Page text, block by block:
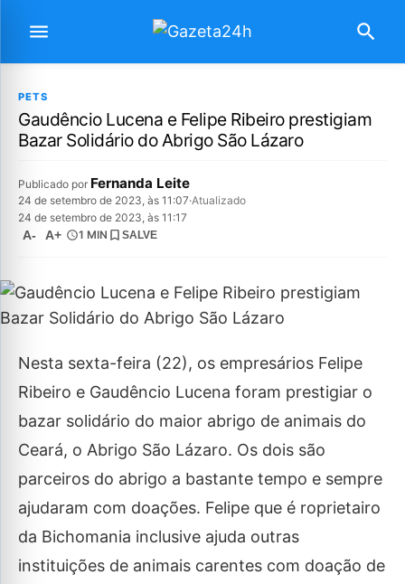
PETS
Gaudêncio Lucena e Felipe Ribeiro prestigiam
Bazar Solidário do Abrigo São Lázaro
Publicado por Fernanda Leite
24 de setembro de 2023, às 11:07·Atualizado
24 de setembro de 2023, às 11:17
A- A+ 1 MIN SALVE
Nesta sexta-feira (22), os empresários Felipe
Ribeiro e Gaudêncio Lucena foram prestigiar o
bazar solidário do maior abrigo de animais do
Ceará, o Abrigo São Lázaro. Os dois são
parceiros do abrigo a bastante tempo e sempre
ajudaram com doações. Felipe que é roprietairo
da Bichomania inclusive ajuda outras
instituições de animais carentes com doação de